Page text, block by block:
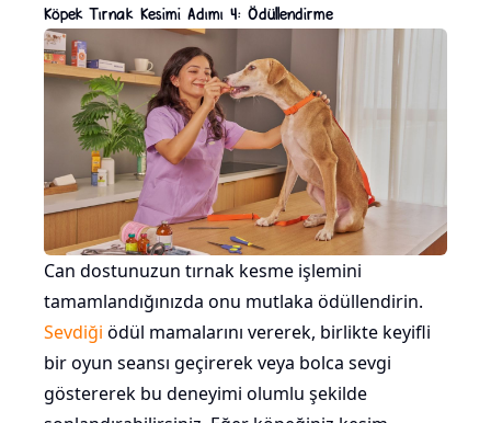
Köpek Tırnak Kesimi Adımı 4: Ödüllendirme
Can dostunuzun tırnak kesme işlemini
tamamlandığınızda onu mutlaka ödüllendirin.
Sevdiği ödül mamalarını vererek, birlikte keyifli
bir oyun seansı geçirerek veya bolca sevgi
göstererek bu deneyimi olumlu şekilde